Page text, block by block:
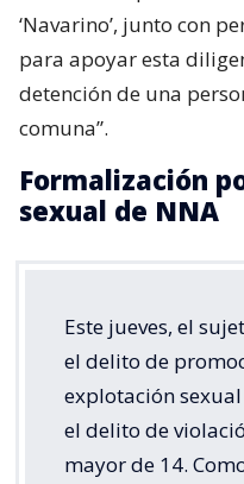
‘Navarino’, junto con
para apoyar esta
detención de una
comuna”.
Formalización
sexual de NNA
Este jueves, el
el delito de
explotación
el delito de
mayor de 14.